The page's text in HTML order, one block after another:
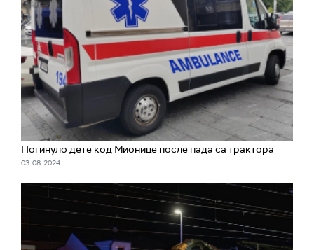
Погинуло дете код Мионице после пада са трактора
03. 08. 2024.